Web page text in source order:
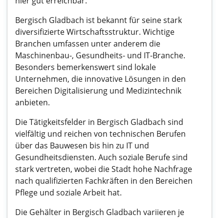
Bergisch Gladbach ist bekannt für seine stark
diversifizierte Wirtschaftsstruktur. Wichtige
Branchen umfassen unter anderem die
Maschinenbau-, Gesundheits- und IT-Branche.
Besonders bemerkenswert sind lokale
Unternehmen, die innovative Lösungen in den
Bereichen Digitalisierung und Medizintechnik
anbieten.
Die Tätigkeitsfelder in Bergisch Gladbach sind
vielfältig und reichen von technischen Berufen
über das Bauwesen bis hin zu IT und
Gesundheitsdiensten. Auch soziale Berufe sind
stark vertreten, wobei die Stadt hohe Nachfrage
nach qualifizierten Fachkräften in den Bereichen
Pflege und soziale Arbeit hat.
Die Gehälter in Bergisch Gladbach variieren je